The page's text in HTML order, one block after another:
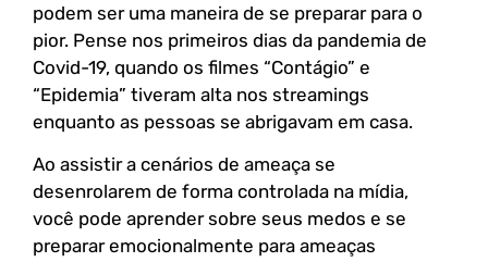
podem ser uma maneira de se preparar para o
pior. Pense nos primeiros dias da pandemia de
Covid-19, quando os filmes “Contágio” e
“Epidemia” tiveram alta nos streamings
enquanto as pessoas se abrigavam em casa.
Ao assistir a cenários de ameaça se
desenrolarem de forma controlada na mídia,
você pode aprender sobre seus medos e se
preparar emocionalmente para ameaças